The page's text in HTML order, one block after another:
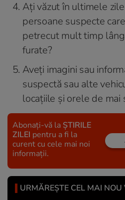
Ați văzut în ultimele
persoane suspecte
petrecut mult timp
furate?
Aveți imagini sau
suspectă sau alte
locațiile și orele de mai
Abonați-vă la ȘTIRILE
ZILEI pentru a fi la
curent cu cele mai noi
informații.
URMĂREȘTE CEL MAI NOU